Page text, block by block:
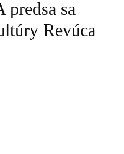
predsa sa
Revúca